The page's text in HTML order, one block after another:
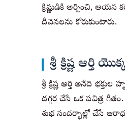
క్రిష్ణుడికి అర్పించి, ఆయన
దీవెనలను కోరుకుంటారు.
శ్రీ క్రిష్ణ ఆర్తి
శ్రీ క్రిష్ణ ఆర్తి అనేది
దగ్గర చేసే ఒక పవిత్ర
శుభ సందర్భాల్లో చేసే